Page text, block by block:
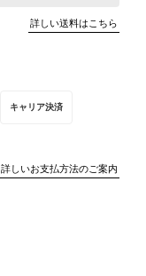
詳しい送料はこちら
キャリア決済
詳しいお支払方法のご案内